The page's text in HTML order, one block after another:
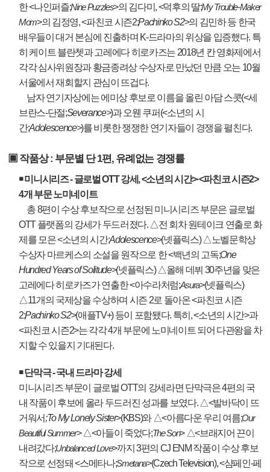
한<나인퍼즐;Nine Puzzles>의 김다미 , <덕후의 딸;My Trouble-Maker
Mom>의 김정영, <파친코 시즌2;Pachinko S2>의 김민하 등 한국
배우들이 대거 본심에 진출하며 K-드라마의 위상을 입증했다. 특
히 케이트 블란쳇과 고레에다 히로카즈는 2018년 칸 영화제에서
각각 심사위원장과 황금종려상 수상자로 만났던 만큼 오는 10월
서울에서 재회할지 관심이 뜨겁다.
남자 연기자상에는 에미상 후보로 이름을 올린 아담 스콧(<세
브란스-단절;Severance>)과 오웬 쿠퍼(<소년의 시
간;Adolescence>)를 비롯한 쟁쟁한 연기자들이 경쟁을 펼친다.
▣ 작품상: 부문별 단1편, 유례없는 경쟁률
￭미니시리즈- 글로벌OTT강세 , <소년의 시간>·<파친코 시즌2>
4개 부문 노미네이트
총8편이 수상 후보작으로 선정된 미니시리즈 부문은 글로벌
OTT플랫폼의 강세가 두드러졌다. △전 회차 원테이크 연출로 화
제를 모은<소년의 시간;Adolescence>(넷플릭스)△ 노벨문학상
수상자 마르케스의 소설을 원작으로 한<백년의 고독;One
Hundred Years of Solitude>(넷플릭스)△올해 데뷔 30주년을 맞은
고레에다 히로카즈가 연출한<아수라처럼;Asura>(넷플릭스)
△11개의 국제상을 수상하며 시즌 2로 돌아온<파친코 시즌
2;Pachinko S2>(애플TV+)등이 포함됐다. 특히 , <소년의 시간>과
<파친코 시즌2>는 각각4개 부문에 노미네이트 되어 다관왕을 차
지할 수 있을지 기대된다.
￭단막극- 국내 드라마 강세
미니시리즈 부문이 글로벌OTT의 강세라면 단막극은4편의 국
내 작품이 후보에 올라 두드러진 성과를 보였다. △<발바닥이 뜨
거워서;To My Lonely Sister>(KBS)와 △<아름다운 우리 여름;Our
Beautiful Summer>△<아들이 죽었다;The Son> △<브래지어 끈이
내려갔다;Unbalanced Love>까지 3편의 CJ ENM 작품이 수상 후보
작으로 선정돼<스메타나;Smetana>(Czech Television), <샴페인-페